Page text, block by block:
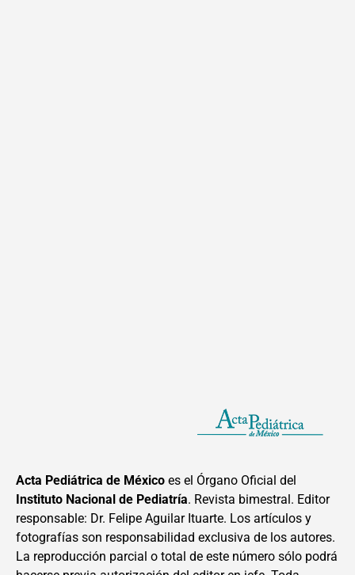
Acta Pediátrica de México es el Órgano Oficial del
Instituto Nacional de Pediatría. Revista bimestral. Editor
responsable: Dr. Felipe Aguilar Ituarte. Los artículos y
fotografías son responsabilidad exclusiva de los autores.
La reproducción parcial o total de este número sólo podrá